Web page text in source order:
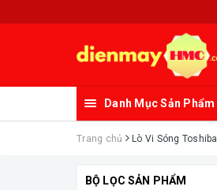
Danh Mục Sản Phẩm
Trang chủ Lò Vi Sóng Toshiba
BỘ LỌC SẢN PHẨM